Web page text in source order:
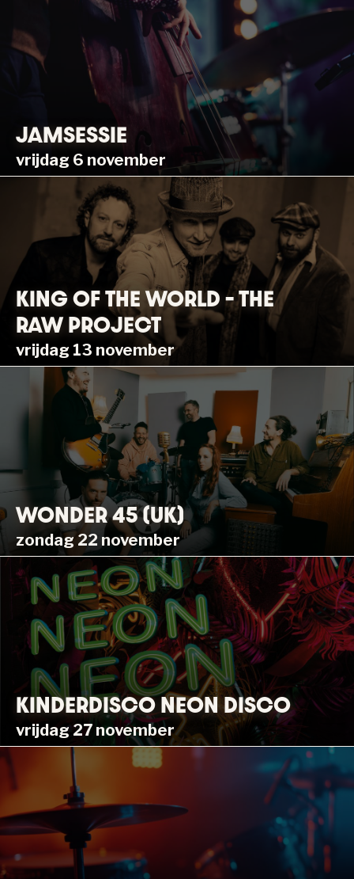
JAMSESSIE
vrijdag 6 november
KING OF THE WORLD – THE
RAW PROJECT
vrijdag 13 november
WONDER 45 (UK)
zondag 22 november
KINDERDISCO NEON DISCO
vrijdag 27 november